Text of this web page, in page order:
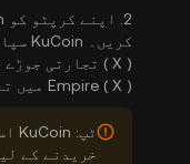
Empire ( X ) میں تبدیل کرنے کے لیے آرڈر دیں۔
خریدنے کے